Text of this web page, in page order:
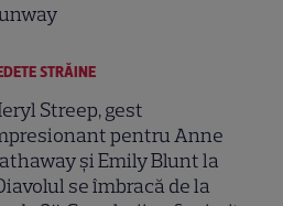
STRĂINE
Streep, gest
pentru Anne
și Emily Blunt la
se îmbracă de la